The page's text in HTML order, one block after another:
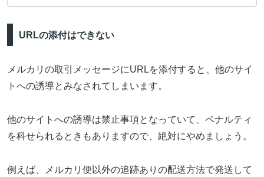
URLの添付はできない
メルカリの取引メッセージにURLを添付すると、他のサイ
トへの誘導とみなされてしまいます。
他のサイトへの誘導は禁止事項となっていて、ペナルティ
を科せられるときもありますので、絶対にやめましょう。
例えば、メルカリ便以外の追跡ありの配送方法で発送して